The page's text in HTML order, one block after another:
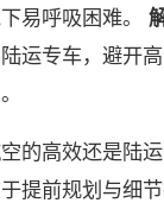
易呼吸困难。
运专车，避开
的高效还是陆运
提前规划与细